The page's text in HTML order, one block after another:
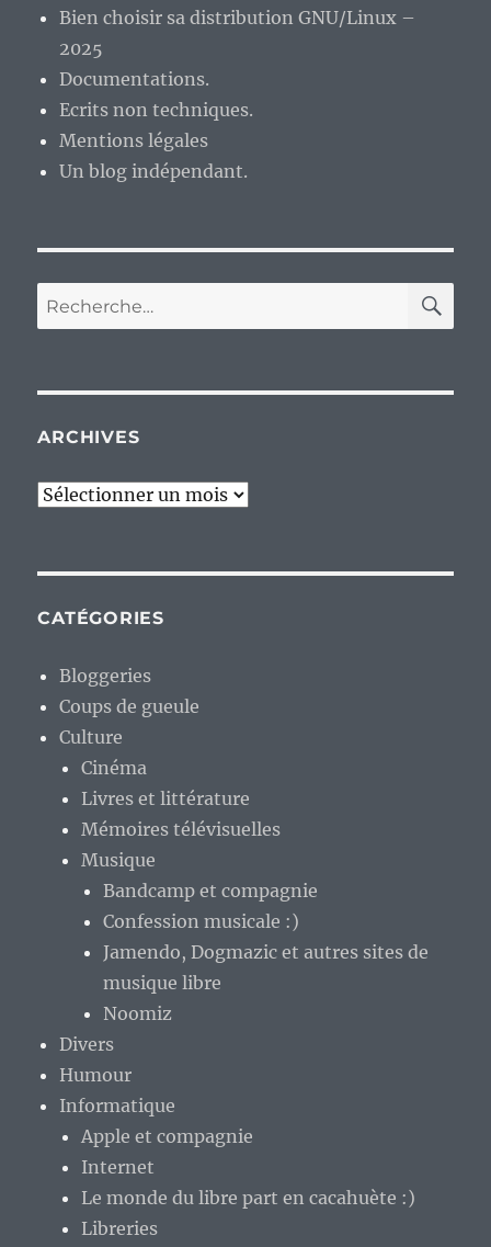
Bien choisir sa distribution GNU/Linux –
2025
Documentations.
Ecrits non techniques.
Mentions légales
Un blog indépendant.
Recherche
pour :
ARCHIVES
Archives
CATÉGORIES
Bloggeries
Coups de gueule
Culture
Cinéma
Livres et littérature
Mémoires télévisuelles
Musique
Bandcamp et compagnie
Confession musicale :)
Jamendo, Dogmazic et autres sites de
musique libre
Noomiz
Divers
Humour
Informatique
Apple et compagnie
Internet
Le monde du libre part en cacahuète :)
Libreries